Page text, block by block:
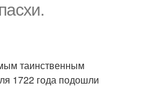
таинственным
1722 года подошли